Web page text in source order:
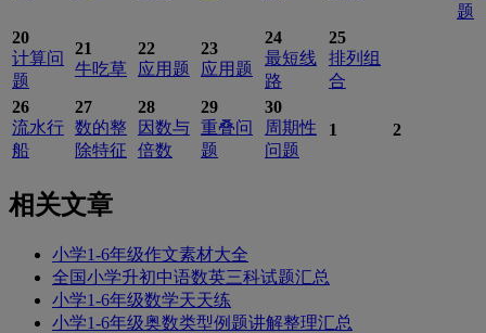
题
20
计算问
题
21
牛吃草
22
应用题
23
应用题
24
最短线
路
25
排列组
合
26
流水行
船
27
数的整
除特征
28
因数与
倍数
29
重叠问
题
30
周期性
问题
1 2
相关文章
小学1-6年级作文素材大全
全国小学升初中语数英三科试题汇总
小学1-6年级数学天天练
小学1-6年级奥数类型例题讲解整理汇总